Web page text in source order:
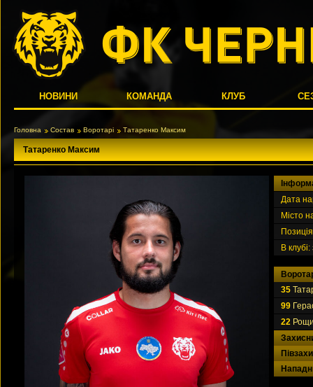
НОВИНИ КОМАНДА КЛУБ
Головна Состав Воротарі Татаренко Максим
Татаренко Максим
Дата
Місто
В клубі:
35
99
22